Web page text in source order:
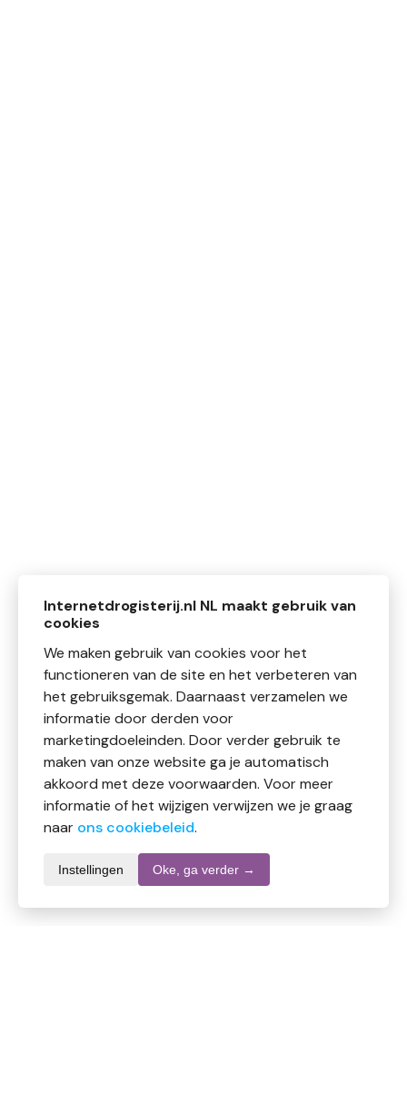
Internetdrogisterij.nl NL maakt gebruik van
cookies
We maken gebruik van cookies voor het
functioneren van de site en het verbeteren van
het gebruiksgemak. Daarnaast verzamelen we
informatie door derden voor
marketingdoeleinden. Door verder gebruik te
maken van onze website ga je automatisch
akkoord met deze voorwaarden. Voor meer
informatie of het wijzigen verwijzen we je graag
naar ons cookiebeleid.
Instellingen Oke, ga verder →